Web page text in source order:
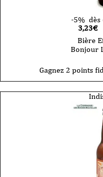
-5% dès
3,23€
Bière
Bonjour
Gagnez 2 points